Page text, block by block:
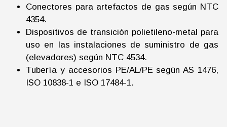
Conectores para artefactos de gas según NTC
4354.
Dispositivos de transición polietileno-metal para
uso en las instalaciones de suministro de gas
(elevadores) según NTC 4534.
Tubería y accesorios PE/AL/PE según AS 1476,
ISO 10838-1 e ISO 17484-1.